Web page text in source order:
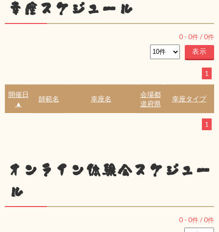
幸座スケジュール
0 - 0件 /0件
1
開催日
▲
師範名 幸座名
会場都
道府県
幸座タイプ
1
オンライン体験会スケジュー
ル
0 - 0件 /0件